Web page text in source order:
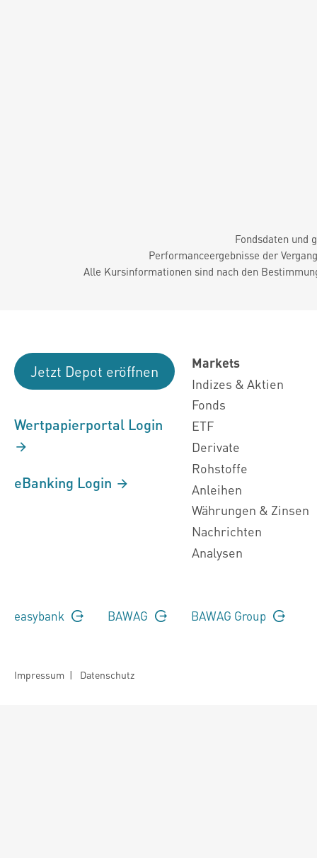
Fondsdaten und
Performanceergebnisse der
Alle Kursinformationen sind nach den
Jetzt Depot eröffnen
Wertpapierportal Login
eBanking Login
Markets
Indizes & Aktien
Fonds
ETF
Derivate
Rohstoffe
Anleihen
Währungen & Zinsen
Nachrichten
Analysen
easybank BAWAG BAWAG Group
Impressum | Datenschutz